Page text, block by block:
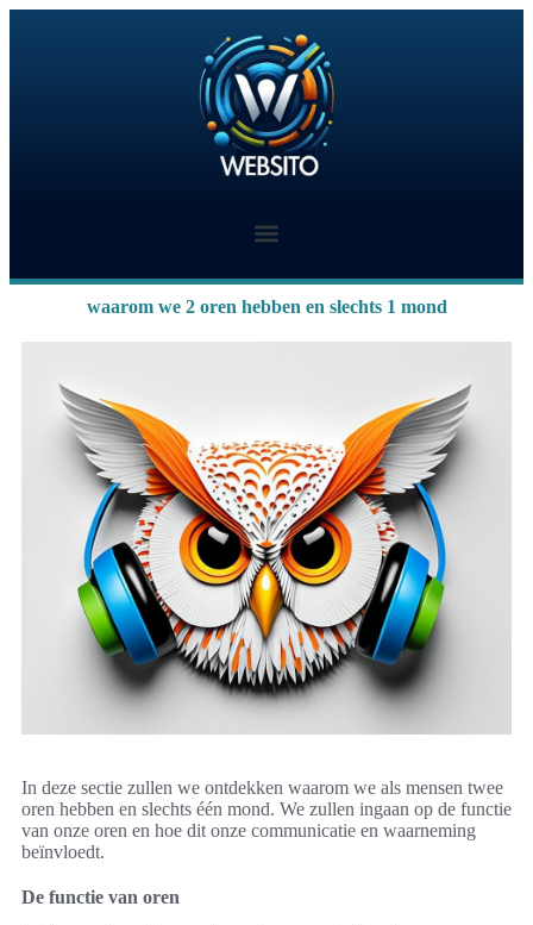
waarom we 2 oren hebben en slechts 1 mond
In deze sectie zullen we ontdekken waarom we als mensen twee
oren hebben en slechts één mond. We zullen ingaan op de functie
van onze oren en hoe dit onze communicatie en waarneming
beïnvloedt.
De functie van oren